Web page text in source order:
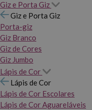
Giz e Porta Giz
Giz e Porta Giz
Porta-giz
Giz Branco
Giz de Cores
Giz Jumbo
Lápis de Cor
Lápis de Cor
Lápis de Cor Escolares
Lápis de Cor Aguareláveis